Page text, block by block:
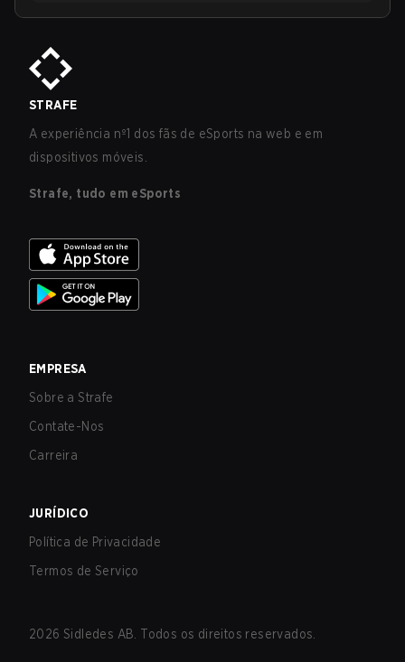
STRAFE
A experiência nº1 dos fãs de eSports na web e em
dispositivos móveis.
Strafe, tudo em eSports
EMPRESA
Sobre a Strafe
Contate-Nos
Carreira
JURÍDICO
Política de Privacidade
Termos de Serviço
2026 Sidledes AB. Todos os direitos reservados.